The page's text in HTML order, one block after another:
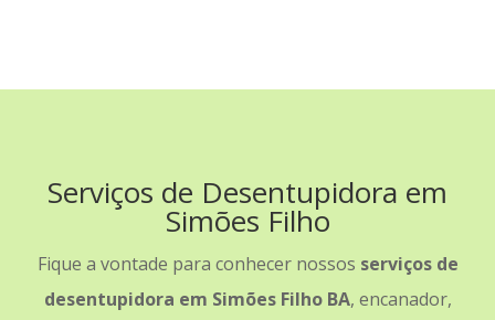
Serviços de Desentupidora em
Simões Filho
Fique a vontade para conhecer nossos serviços de
desentupidora em Simões Filho BA, encanador,